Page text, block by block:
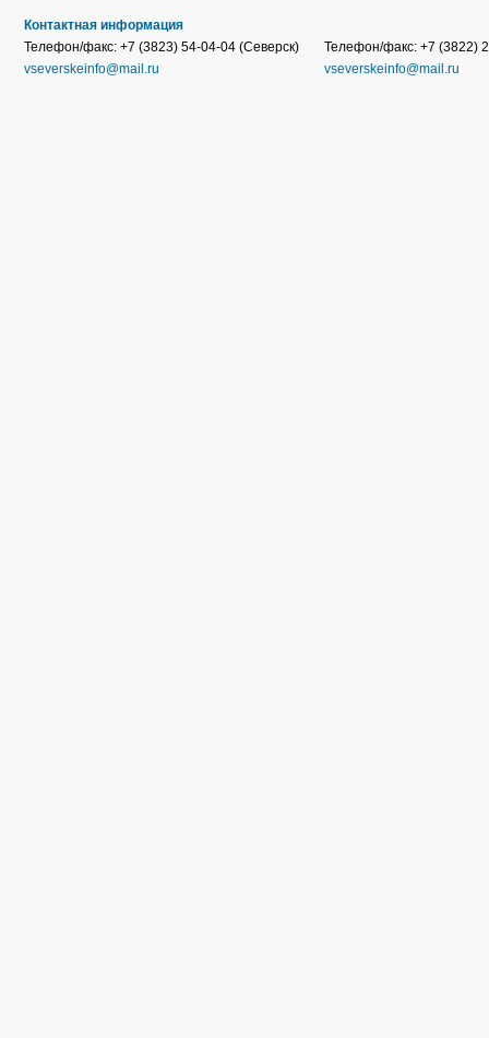
Контактная информация
Телефон/факс: +7 (3823) 54-04-04 (Северск)
vseverskeinfo@mail.ru
Телефон/факс: +7 (3822)
vseverskeinfo@mail.ru